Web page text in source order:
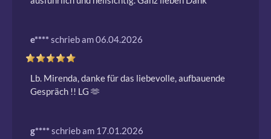
e****schrieb am 06.04.2026
Lb. Mirenda, danke für das liebevolle, aufbauende
Gespräch !! LG 🫶
g****schrieb am 17.01.2026